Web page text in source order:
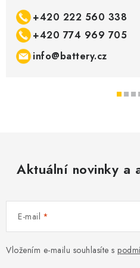
+420 222 560 338
+420 774 969 705
info@battery.cz
Aktuální novinky a
E-mail
Vložením e-mailu souhlasíte s